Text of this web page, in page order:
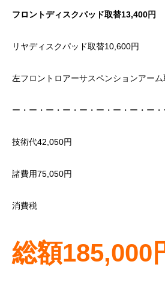
フロントディスクパッド取替13,400円
リヤディスクパッド取替10,600円
左フロントロアーサスペンションアー
ー・ー・ー・ー・ー・ー・ー・ー・ー
技術代42,050円
諸費用75,050円
消費税
総額185,000